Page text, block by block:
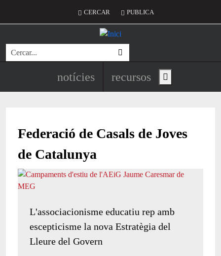
Menú del compte d'usuari
CERCAR PUBLICA
Cerca
Navegació principal de
notícies recursos Show main menu
Federació de Casals de Joves
de Catalunya
L'associacionisme educatiu rep amb
escepticisme la nova Estratègia del
Lleure del Govern